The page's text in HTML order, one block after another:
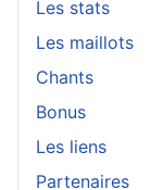
Les stats
Les maillots
Chants
Bonus
Les liens
Partenaires